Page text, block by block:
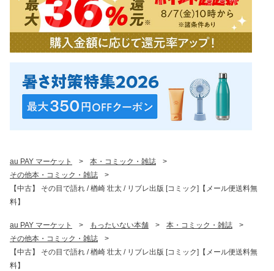
au PAY マーケット > 本・コミック・雑誌
>
その他本・コミック・雑誌
>
【中古】 その目で語れ / 楢崎 壮太 / リブレ出版 [コミック]【メール便送料無
料】
au PAY マーケット > もったいない本舗 > 本・コミック・雑誌
>
その他本・コミック・雑誌
>
【中古】 その目で語れ / 楢崎 壮太 / リブレ出版 [コミック]【メール便送料無
料】